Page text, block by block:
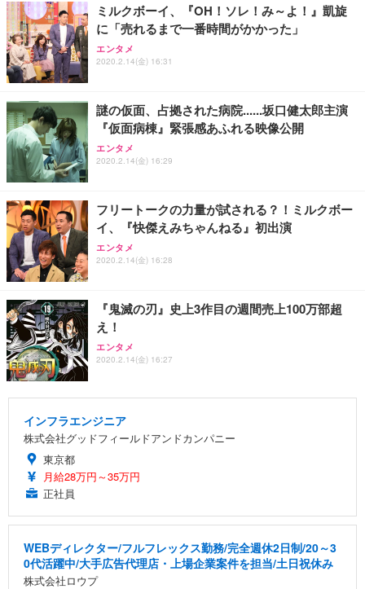
ミルクボーイ、『OH！ソレ！み～よ！』凱旋
に「売れるまで一番時間がかかった」
エンタメ
2020.2.14(金) 16:31
謎の仮面、占拠された病院......坂口健太郎主演
『仮面病棟』緊張感あふれる映像公開
エンタメ
2020.2.14(金) 16:29
フリートークの力量が試される？！ミルクボー
イ、『快傑えみちゃんねる』初出演
エンタメ
2020.2.14(金) 16:28
『鬼滅の刃』史上3作目の週間売上100万部超
え！
エンタメ
2020.2.14(金) 16:27
インフラエンジニア
株式会社グッドフィールドアンドカンパニー
東京都
月給28万円～35万円
正社員
WEBディレクター/フルフレックス勤務/完全週休2日制/20～3
0代活躍中/大手広告代理店・上場企業案件を担当/土日祝休み
株式会社ロウプ